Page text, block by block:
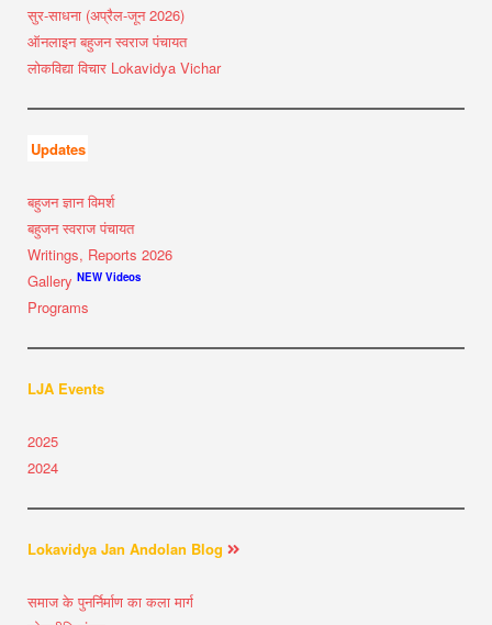
सुर-साधना (अप्रैल-जून 2026)
ऑनलाइन बहुजन स्वराज पंचायत
लोकविद्या विचार Lokavidya Vichar
Updates
बहुजन ज्ञान विमर्श
बहुजन स्वराज पंचायत
Writings, Reports 2026
Gallery NEW Videos
Programs
LJA Events
2025
2024
Lokavidya Jan Andolan Blog
समाज के पुनर्निर्माण का कला मार्ग